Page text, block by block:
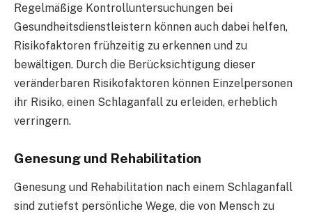
Regelmäßige Kontrolluntersuchungen bei
Gesundheitsdienstleistern können auch dabei helfen,
Risikofaktoren frühzeitig zu erkennen und zu
bewältigen. Durch die Berücksichtigung dieser
veränderbaren Risikofaktoren können Einzelpersonen
ihr Risiko, einen Schlaganfall zu erleiden, erheblich
verringern.
Genesung und Rehabilitation
Genesung und Rehabilitation nach einem Schlaganfall
sind zutiefst persönliche Wege, die von Mensch zu